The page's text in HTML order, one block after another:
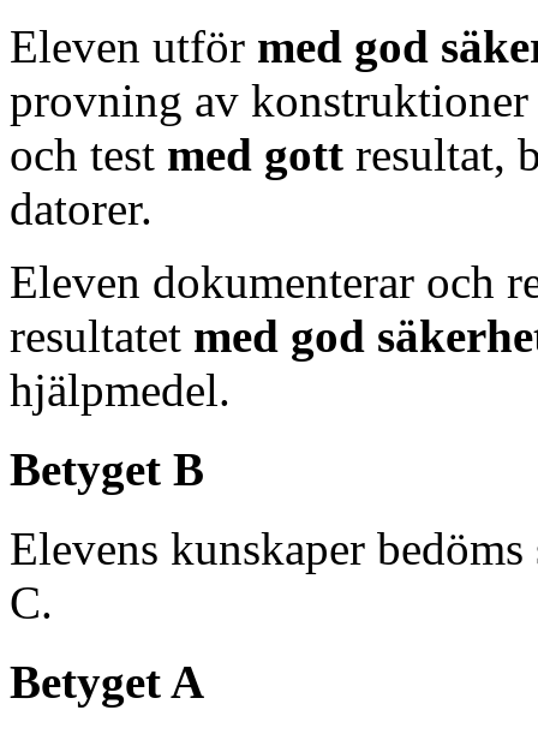
Eleven utför med god
provning av
och test med gott resultat,
datorer.
Eleven dokumenterar och
resultatet med god
hjälpmedel.
Betyget B
Elevens kunskaper
C.
Betyget A